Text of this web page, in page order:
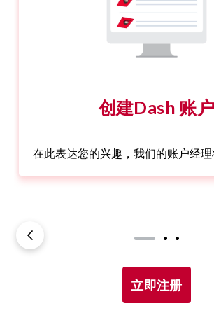
创建Dash 账户
在此表达您的兴趣，我们的账户经理
立即注册